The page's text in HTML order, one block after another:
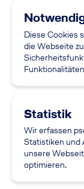
Diese Cookies
die Webseite
Statistik
Wir erfassen
Statistiken und
unsere
optimieren.